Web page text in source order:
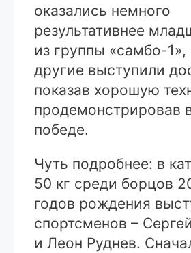
оказались немного
результативнее
из группы «самбо-1»,
другие выступили
показав хорошую
продемонстрировав
победе.
Чуть подробнее: в
50 кг среди борцов
годов рождения
спортсменов –
и Леон Руднев.